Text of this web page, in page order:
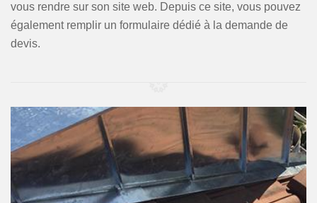
vous rendre sur son site web. Depuis ce site, vous pouvez
également remplir un formulaire dédié à la demande de
devis.